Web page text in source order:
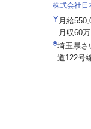
株式会社日
月給
月収60
埼玉県さ
道122号